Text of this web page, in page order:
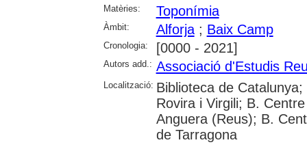
Matèries: Toponímia
Àmbit: Alforja; Baix Camp
Cronologia: [0000 - 2021]
Autors add.: Associació d'Estudis
Localització: Biblioteca de
Rovira i Virgili; B.
Anguera (Reus); B.
de Tarragona